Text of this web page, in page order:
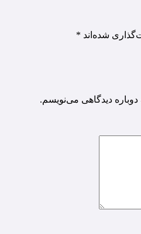
شده‌اند *
دیدگاهی می‌نویسم.